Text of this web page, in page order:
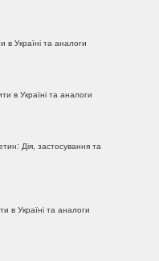
в Україні та аналоги
в Україні та аналоги
Дія, застосування та
в Україні та аналоги